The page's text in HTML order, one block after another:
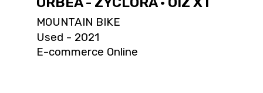
MOUNTAIN BIKE
Used - 2021
E-commerce Online